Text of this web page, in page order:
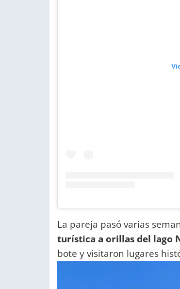
La pareja pasó varias
turística a orillas del lago
bote y visitaron lugares